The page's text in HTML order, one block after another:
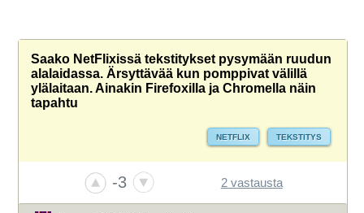
Saako NetFlixissä tekstitykset pysymään ruudun
alalaidassa. Ärsyttävää kun pomppivat välillä
ylälaitaan. Ainakin Firefoxilla ja Chromella näin
tapahtu
NETFLIX TEKSTITYS
-3 2 vastausta